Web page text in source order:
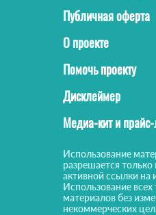
Публичная оферта
О проекте
Помочь проекту
Дисклеймер
Медиа-кит и прайс-
Использование
разрешается
активной ссылки на
Использование всех
материалов без
некоммерческих